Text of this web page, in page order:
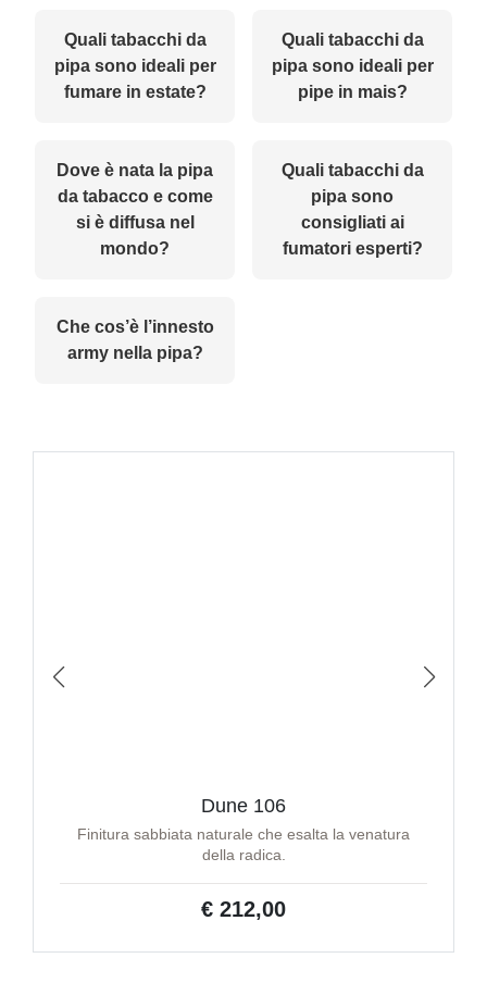
Quali tabacchi da
pipa sono ideali per
fumare in estate?
Quali tabacchi da
pipa sono ideali per
pipe in mais?
Dove è nata la pipa
da tabacco e come
si è diffusa nel
mondo?
Quali tabacchi da
pipa sono
consigliati ai
fumatori esperti?
Che cos’è l’innesto
army nella pipa?
Dune 106
Finitura sabbiata naturale che esalta la venatura
della radica.
€ 212,00